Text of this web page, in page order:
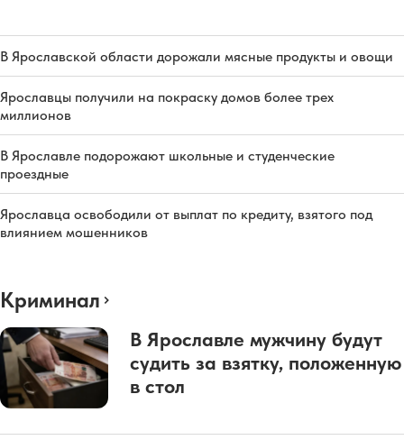
В Ярославской области дорожали мясные продукты и овощи
Ярославцы получили на покраску домов более трех
миллионов
В Ярославле подорожают школьные и студенческие
проездные
Ярославца освободили от выплат по кредиту, взятого под
влиянием мошенников
Криминал
В Ярославле мужчину будут
судить за взятку, положенную
в стол